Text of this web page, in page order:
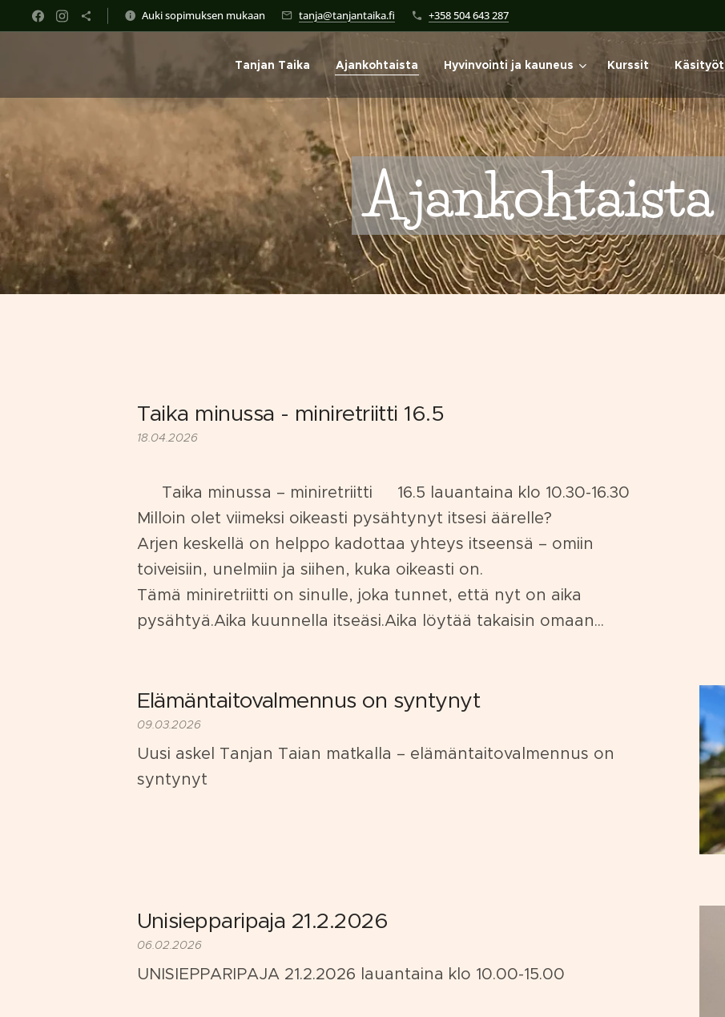
Auki sopimuksen mukaan tanja@tanjantaika.fi +358 504 643 287
Tanjan Taika Ajankohtaista Hyvinvointi ja kauneus Kurssit Käsityöt
Ajankohtaista
Taika minussa - miniretriitti 16.5
18.04.2026
✨ Taika minussa – miniretriitti ✨16.5 lauantaina klo 10.30-16.30
Milloin olet viimeksi oikeasti pysähtynyt itsesi äärelle?
Arjen keskellä on helppo kadottaa yhteys itseensä – omiin
toiveisiin, unelmiin ja siihen, kuka oikeasti on.
Tämä miniretriitti on sinulle, joka tunnet, että nyt on aika
pysähtyä.Aika kuunnella itseäsi.Aika löytää takaisin omaan...
Elämäntaitovalmennus on syntynyt
09.03.2026
Uusi askel Tanjan Taian matkalla – elämäntaitovalmennus on
syntynyt 💛
Unisiepparipaja 21.2.2026
06.02.2026
UNISIEPPARIPAJA 21.2.2026 lauantaina klo 10.00-15.00